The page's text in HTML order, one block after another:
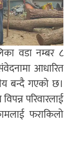
वडा नम्बर ८
आधारित
बन्दै गएको छ।
परिवारलाई
फराकिलो